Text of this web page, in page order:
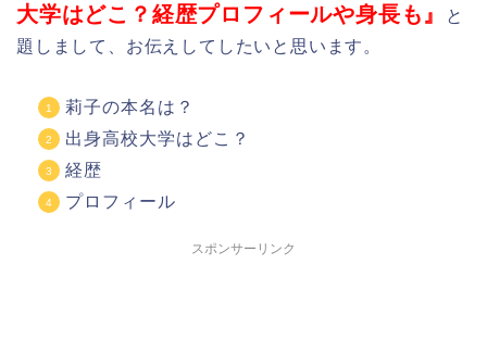
大学はどこ？経歴プロフィールや身長も』
と
題しまして、お伝えしてしたいと思います。
莉子の本名は？
出身高校大学はどこ？
経歴
プロフィール
スポンサーリンク